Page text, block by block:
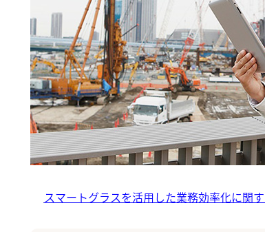
スマートグラスを活用した業務効率化に関